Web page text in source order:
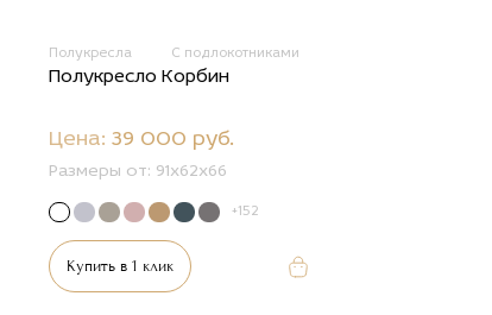
Полукресла С подлокотниками
Полукресло Корбин
Цена: 39 000 руб.
Размеры от: 91x62x66
+152
Купить в 1 клик